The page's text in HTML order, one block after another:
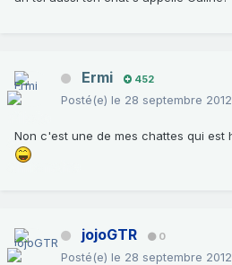
Ermi 452
Posté(e) le 28 septembre 2012
Non c'est une de mes chattes qui est
jojoGTR 0
Posté(e) le 28 septembre 2012